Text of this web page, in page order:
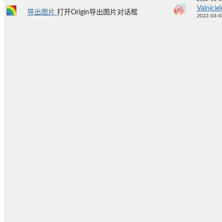
导出图片 打开Origin导出图片对话框 2022-03-